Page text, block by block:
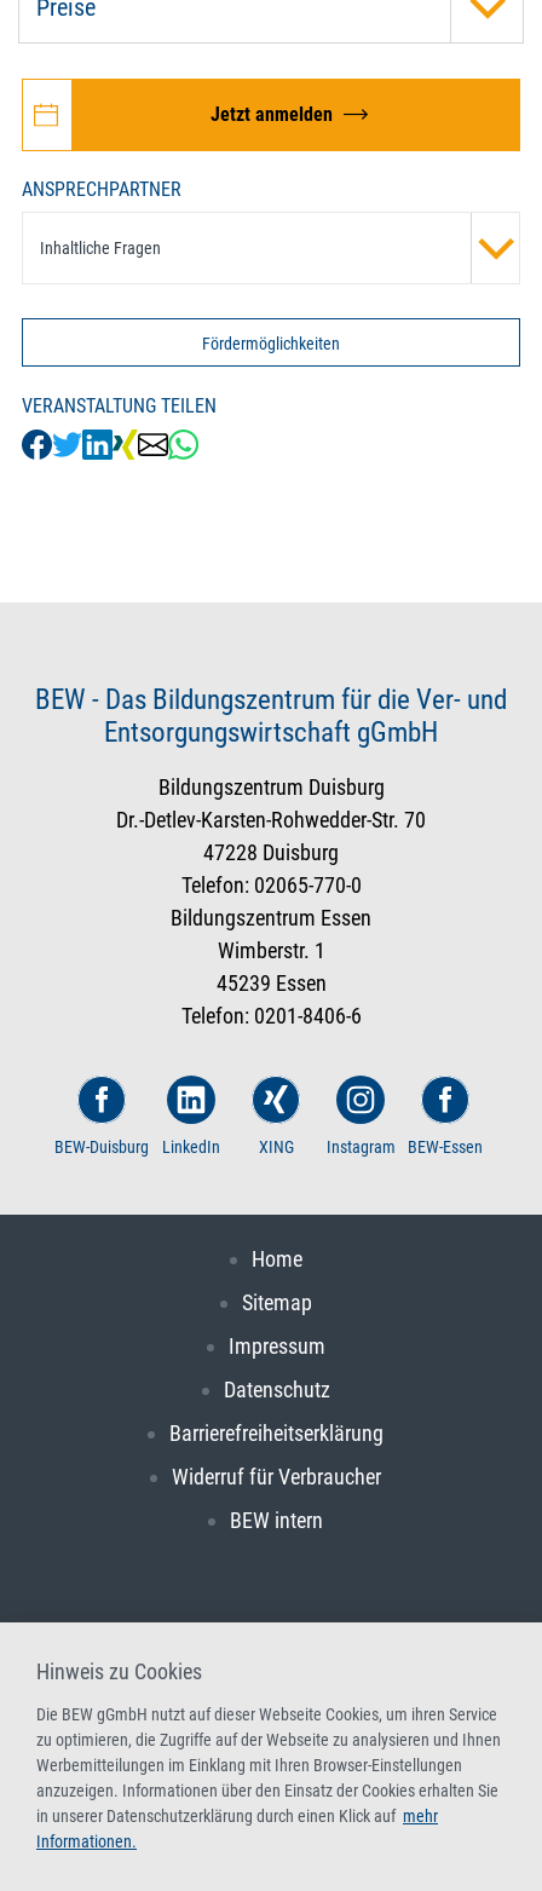
Preise
Jetzt anmelden
ANSPRECHPARTNER
Inhaltliche Fragen
Fördermöglichkeiten
VERANSTALTUNG TEILEN
BEW - Das Bildungszentrum für die Ver- und
Entsorgungswirtschaft gGmbH
Bildungszentrum Duisburg
Dr.-Detlev-Karsten-Rohwedder-Str. 70
47228 Duisburg
Telefon: 02065-770-0
Bildungszentrum Essen
Wimberstr. 1
45239 Essen
Telefon: 0201-8406-6
BEW-Duisburg LinkedIn XING Instagram BEW-Essen
Home
Sitemap
Impressum
Datenschutz
Barrierefreiheitserklärung
Widerruf für Verbraucher
BEW intern
Hinweis zu Cookies
Die BEW gGmbH nutzt auf dieser Webseite Cookies, um ihren Service
zu optimieren, die Zugriffe auf der Webseite zu analysieren und Ihnen
Werbemitteilungen im Einklang mit Ihren Browser-Einstellungen
anzuzeigen. Informationen über den Einsatz der Cookies erhalten Sie
in unserer Datenschutzerklärung durch einen Klick auf mehr
Informationen.